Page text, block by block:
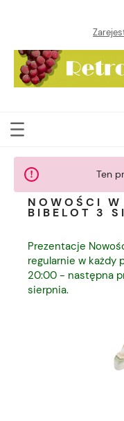
Ten
NOWOŚCI
BIBELOT 3
Prezentacje
regularnie w każdy
20:00 - następna
sierpnia.